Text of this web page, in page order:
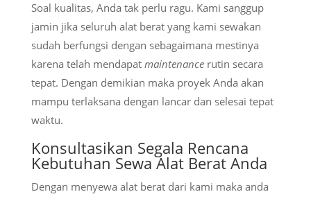
Soal kualitas, Anda tak perlu ragu. Kami sanggup
jamin jika seluruh alat berat yang kami sewakan
sudah berfungsi dengan sebagaimana mestinya
karena telah mendapat maintenancerutin secara
tepat. Dengan demikian maka proyek Anda akan
mampu terlaksana dengan lancar dan selesai tepat
waktu.
Konsultasikan Segala Rencana
Kebutuhan Sewa Alat Berat Anda
Dengan menyewa alat berat dari kami maka anda